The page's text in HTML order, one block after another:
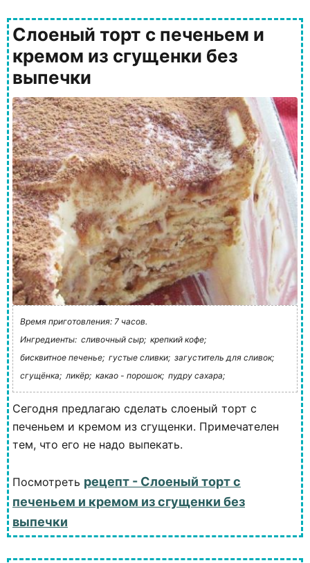
Слоеный торт с печеньем и
кремом из сгущенки без
выпечки
Время приготовления: 7 часов.
Ингредиенты: сливочный сыр; крепкий кофе;
бисквитное печенье; густые сливки; загуститель для сливок;
сгущёнка; ликёр; какао - порошок; пудру сахара;
Сегодня предлагаю сделать слоеный торт с
печеньем и кремом из сгущенки. Примечателен
тем, что его не надо выпекать.
Посмотреть рецепт - Слоеный торт с
печеньем и кремом из сгущенки без
выпечки